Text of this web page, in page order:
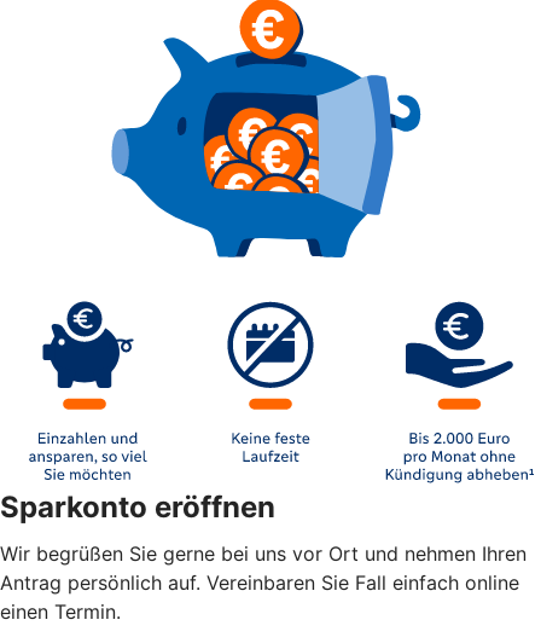
Sparkonto eröffnen
Wir begrüßen Sie gerne bei uns vor Ort und nehmen Ihren
Antrag persönlich auf. Vereinbaren Sie Fall einfach online
einen Termin.